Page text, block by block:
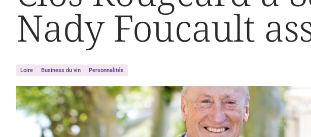
Nady Foucault
Loire Business du vin Personnalités